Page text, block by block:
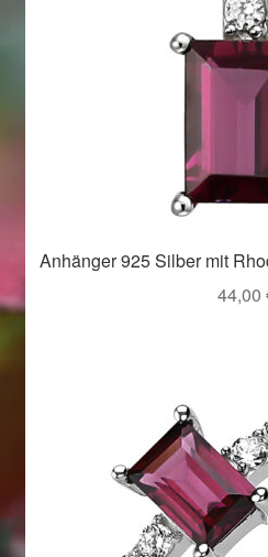
Anhänger 925 Silber mit
44,00